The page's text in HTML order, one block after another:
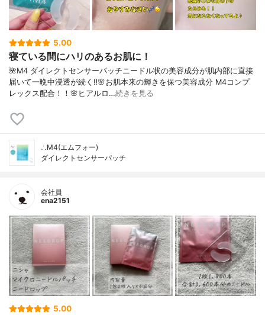
5.00
寝ている間にハリのあるお肌に！
🌺M4 ダイレクトセンサーパッチニードル状の美容成分が肌内部に直接
届いて一晩中浸透が続く‼️🌸お肌本来の輝きを保つ美容成分 M4コンプ
レックス配合！！🌸ヒアルロ…続きを見る
∴M4(エムフォー)
ダイレクトセンサーパッチ
会社員
ena2151
5.00